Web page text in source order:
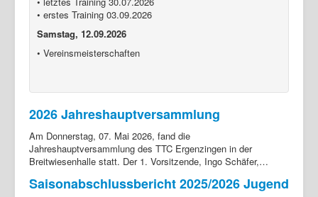
• erstes Training 03.09.2026
Samstag, 12.09.2026
• Vereinsmeisterschaften
2026 Jahreshauptversammlung
Am Donnerstag, 07. Mai 2026, fand die
Jahreshauptversammlung des TTC Ergenzingen in der
Breitwiesenhalle statt. Der 1. Vorsitzende, Ingo Schäfer,…
Saisonabschlussbericht 2025/2026 Jugend